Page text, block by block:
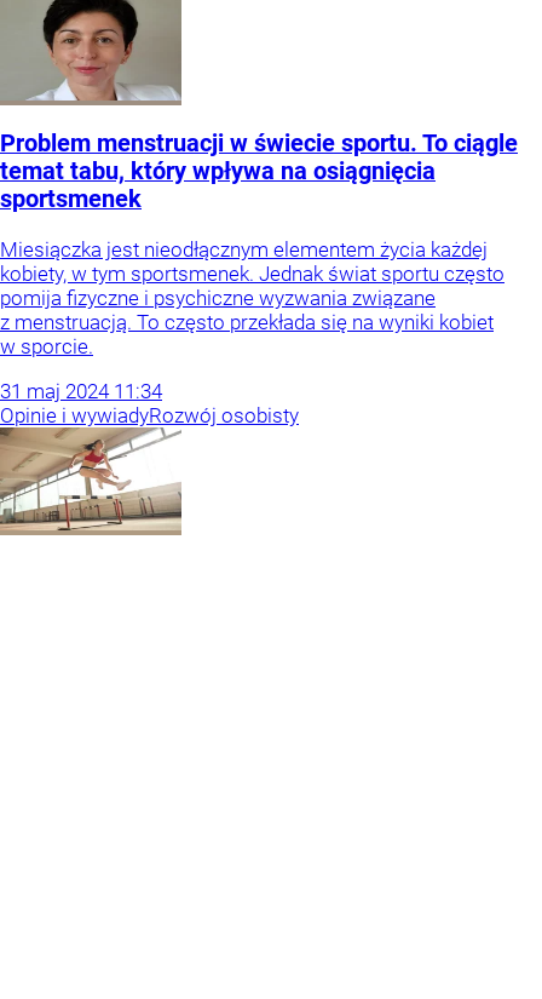
Problem menstruacji w świecie sportu. To ciągle
temat tabu, który wpływa na osiągnięcia
sportsmenek
Miesiączka jest nieodłącznym elementem życia każdej
kobiety, w tym sportsmenek. Jednak świat sportu często
pomija fizyczne i psychiczne wyzwania związane
z menstruacją. To często przekłada się na wyniki kobiet
w sporcie.
31 maj 2024 11:34
Opinie i wywiadyRozwój osobisty